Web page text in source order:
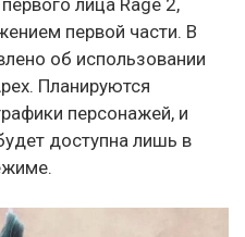
лица Rage 2,
первой части. В
об использовании
Планируются
персонажей, и
доступна лишь в